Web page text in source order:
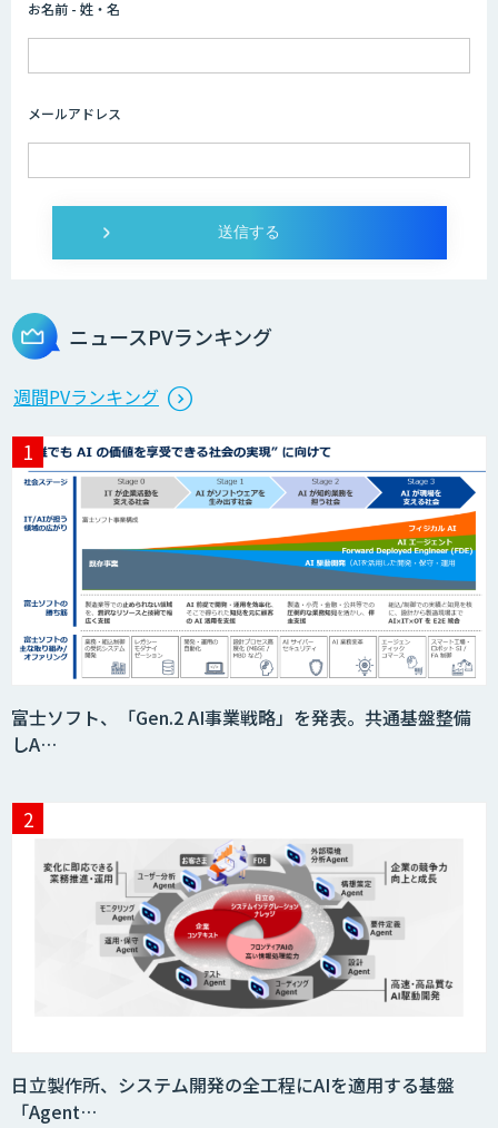
AI生産スケジューラ 最適ワークス
AIモデル開発
MAISTER™
収益最大化モデル
PriceRobo
ビス
アドバンスドアナリティクス
お名前 - 姓・名
メールアドレス
ニュースPVランキング
週間PVランキング
富士ソフト、「Gen.2 AI事業戦略」を発表。共通基盤整備
しA…
日立製作所、システム開発の全工程にAIを適用する基盤
「Agent…